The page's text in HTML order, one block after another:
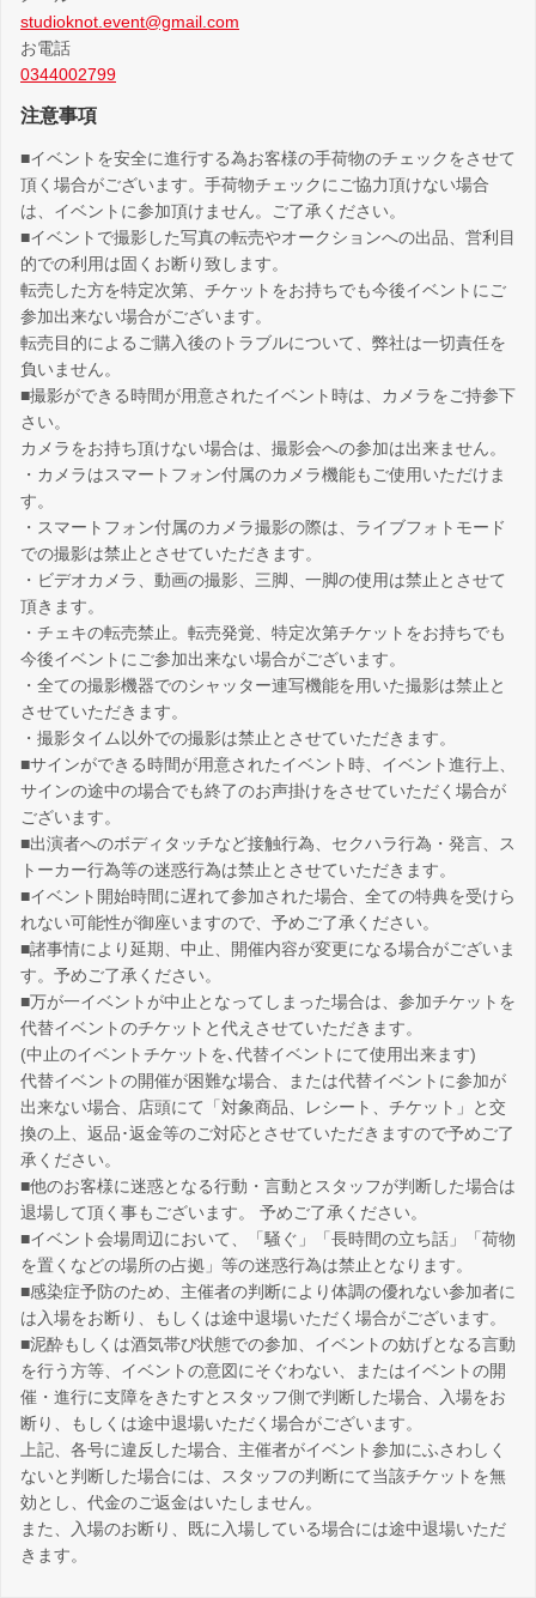
studioknot.event@gmail.com
お電話
0344002799
注意事項
■イベントを安全に進行する為お客様の手荷物のチェックをさせて
頂く場合がございます。手荷物チェックにご協力頂けない場合
は、イベントに参加頂けません。ご了承ください。
■イベントで撮影した写真の転売やオークションへの出品、営利目
的での利用は固くお断り致します。
転売した方を特定次第、チケットをお持ちでも今後イベントにご
参加出来ない場合がございます。
転売目的によるご購入後のトラブルについて、弊社は一切責任を
負いません。
■撮影ができる時間が用意されたイベント時は、カメラをご持参下
さい。
カメラをお持ち頂けない場合は、撮影会への参加は出来ません。
・カメラはスマートフォン付属のカメラ機能もご使用いただけま
す。
・スマートフォン付属のカメラ撮影の際は、ライブフォトモード
での撮影は禁止とさせていただきます。
・ビデオカメラ、動画の撮影、三脚、一脚の使用は禁止とさせて
頂きます。
・チェキの転売禁止。転売発覚、特定次第チケットをお持ちでも
今後イベントにご参加出来ない場合がございます。
・全ての撮影機器でのシャッター連写機能を用いた撮影は禁止と
させていただきます。
・撮影タイム以外での撮影は禁止とさせていただきます。
■サインができる時間が用意されたイベント時、イベント進行上、
サインの途中の場合でも終了のお声掛けをさせていただく場合が
ございます。
■出演者へのボディタッチなど接触行為、セクハラ行為・発言、ス
トーカー行為等の迷惑行為は禁止とさせていただきます。
■イベント開始時間に遅れて参加された場合、全ての特典を受けら
れない可能性が御座いますので、予めご了承ください。
■諸事情により延期、中止、開催内容が変更になる場合がございま
す。予めご了承ください。
■万が一イベントが中止となってしまった場合は、参加チケットを
代替イベントのチケットと代えさせていただきます。
(中止のイベントチケットを､代替イベントにて使用出来ます)
代替イベントの開催が困難な場合、または代替イベントに参加が
出来ない場合、店頭にて「対象商品、レシート、チケット」と交
換の上、返品･返金等のご対応とさせていただきますので予めご了
承ください。
■他のお客様に迷惑となる行動・言動とスタッフが判断した場合は
退場して頂く事もございます。 予めご了承ください。
■イベント会場周辺において、「騒ぐ」「長時間の立ち話」「荷物
を置くなどの場所の占拠」等の迷惑行為は禁止となります。
■感染症予防のため、主催者の判断により体調の優れない参加者に
は入場をお断り、もしくは途中退場いただく場合がございます。
■泥酔もしくは酒気帯び状態での参加、イベントの妨げとなる言動
を行う方等、イベントの意図にそぐわない、またはイベントの開
催・進行に支障をきたすとスタッフ側で判断した場合、入場をお
断り、もしくは途中退場いただく場合がございます。
上記、各号に違反した場合、主催者がイベント参加にふさわしく
ないと判断した場合には、スタッフの判断にて当該チケットを無
効とし、代金のご返金はいたしません。
また、入場のお断り、既に入場している場合には途中退場いただ
きます。